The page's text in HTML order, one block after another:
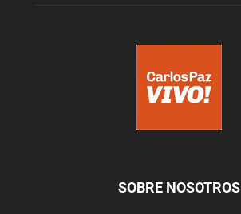
SOBRE NOSOTROS